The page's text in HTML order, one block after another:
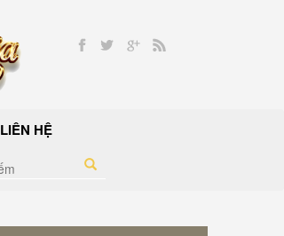
LIÊN HỆ